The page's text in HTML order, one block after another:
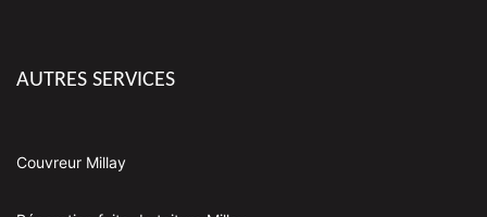
AUTRES SERVICES
Couvreur Millay